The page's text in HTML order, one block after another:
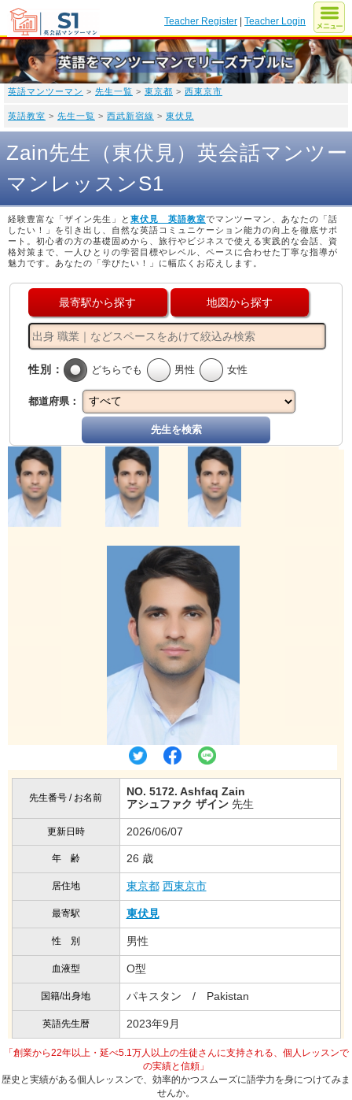
Teacher Register |Teacher Login
英語マンツーマン > 先生一覧 > 東京都 > 西東京市
英語教室 > 先生一覧 > 西武新宿線 > 東伏見
Zain先生（東伏見）英会話マンツー
マンレッスンS1
経験豊富な「ザイン先生」と 東伏見 英語教室でマンツーマン、あなたの「話
したい！」を引き出し、自然な英語コミュニケーション能力の向上を徹底サポ
ート。初心者の方の基礎固めから、旅行やビジネスで使える実践的な会話、資
格対策まで、一人ひとりの学習目標やレベル、ペースに合わせた丁寧な指導が
魅力です。あなたの「学びたい！」に幅広くお応えします。
最寄駅から探す 地図から探す
性別： どちらでも 男性 女性
都道府県：
先生を検索
先生番号 / お名前
NO. 5172. Ashfaq Zain
アシュファク ザイン先生
更新日時 2026/06/07
年 齢 26 歳
居住地 東京都 西東京市
最寄駅 東伏見
性 別 男性
血液型 O型
国籍/出身地 パキスタン / Pakistan
英語先生暦 2023年9月
「創業から22年以上・延べ5.1万人以上の生徒さんに支持される、個人レッスンで
の実績と信頼」
歴史と実績がある個人レッスンで、効率的かつスムーズに語学力を身につけてみま
せんか。